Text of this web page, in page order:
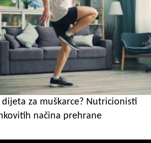
za muškarce? Nutricionisti
načina prehrane